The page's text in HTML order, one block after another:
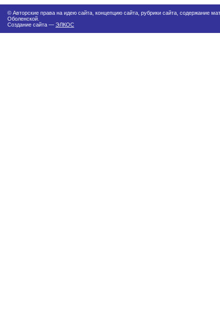
© Авторские права на идею сайта, концепцию сайта, рубрики сайта, содержание
Оболенской.
Создание сайта — ЭЛКОС